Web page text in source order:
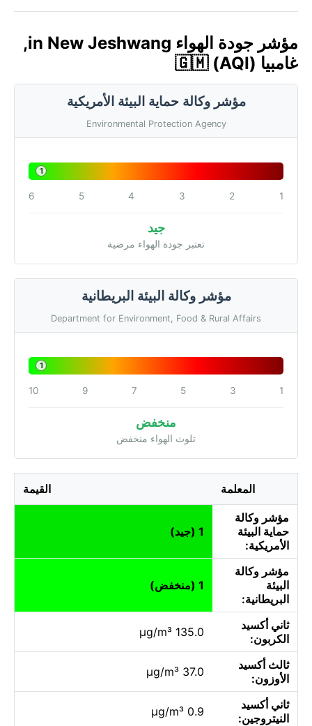
مؤشر جودة الهواء in New Jeshwang,
غامبيا 🇬🇲 (AQI)
مؤشر وكالة حماية البيئة الأمريكية
Environmental Protection Agency
1
1
2
3
4
5
6
جيد
تعتبر جودة الهواء مرضية
مؤشر وكالة البيئة البريطانية
Department for Environment, Food & Rural Affairs
1
1
3
5
7
9
10
منخفض
تلوث الهواء منخفض
المعلمة القيمة
مؤشر وكالة
حماية البيئة
الأمريكية:
1 (جيد)
مؤشر وكالة
البيئة
البريطانية:
1 (منخفض)
ثاني أكسيد
الكربون:
135.0 µg/m³
ثالث أكسيد
الأوزون:
37.0 µg/m³
ثاني أكسيد
النيتروجين:
0.9 µg/m³